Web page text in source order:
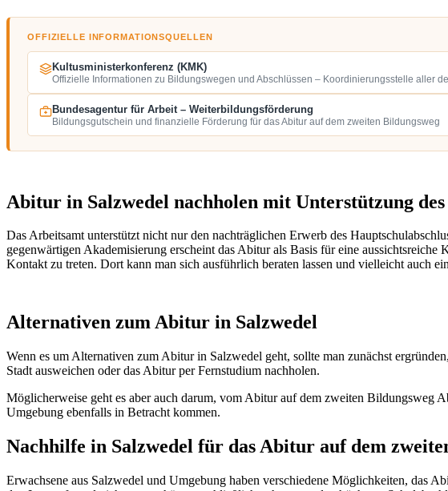
OFFIZIELLE INFORMATIONSQUELLEN
Kultusministerkonferenz (KMK)
Offizielle Informationen zu Bildungswegen und Abschlüssen – Koordinierungsstelle aller
Bundesagentur für Arbeit – Weiterbildungsförderung
Bildungsgutschein und finanzielle Förderung für das Abitur auf dem zweiten Bildungsweg
Abitur in Salzwedel nachholen mit Unterstützung
Das Arbeitsamt unterstützt nicht nur den nachträglichen Erwerb des
gegenwärtigen Akademisierung erscheint das Abitur als Basis für eine
Kontakt zu treten. Dort kann man sich ausführlich beraten lassen und vielleicht auch
Alternativen zum Abitur in Salzwedel
Wenn es um Alternativen zum Abitur in Salzwedel geht, sollte man zunächst
Stadt ausweichen oder das Abitur per Fernstudium nachholen.
Möglicherweise geht es aber auch darum, vom Abitur auf dem zweiten Bildungsweg
Umgebung ebenfalls in Betracht kommen.
Nachhilfe in Salzwedel für das Abitur auf dem
Erwachsene aus Salzwedel und Umgebung haben verschiedene Möglichkeiten, das